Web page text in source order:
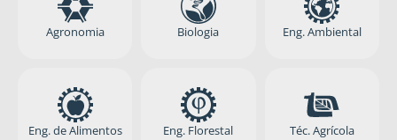
Agronomia Biologia Eng. Ambiental
Eng. de Alimentos Eng. Florestal Téc. Agrícola